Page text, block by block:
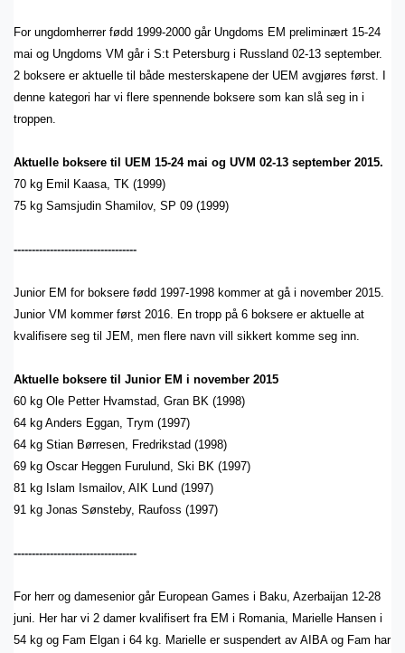
For ungdomherrer fødd 1999-2000 går Ungdoms EM preliminært 15-24
mai og Ungdoms VM går i S:t Petersburg i Russland 02-13 september.
2 boksere er aktuelle til både mesterskapene der UEM avgjøres først. I
denne kategori har vi flere spennende boksere som kan slå seg in i
troppen.
Aktuelle boksere til UEM 15-24 mai og UVM 02-13 september 2015.
70 kg Emil Kaasa, TK (1999)
75 kg Samsjudin Shamilov, SP 09 (1999)
----------------------------------
Junior EM for boksere fødd 1997-1998 kommer at gå i november 2015.
Junior VM kommer først 2016. En tropp på 6 boksere er aktuelle at
kvalifisere seg til JEM, men flere navn vill sikkert komme seg inn.
Aktuelle boksere til Junior EM i november 2015
60 kg Ole Petter Hvamstad, Gran BK (1998)
64 kg Anders Eggan, Trym (1997)
64 kg Stian Børresen, Fredrikstad (1998)
69 kg Oscar Heggen Furulund, Ski BK (1997)
81 kg Islam Ismailov, AIK Lund (1997)
91 kg Jonas Sønsteby, Raufoss (1997)
----------------------------------
For herr og damesenior går European Games i Baku, Azerbaijan 12-28
juni. Her har vi 2 damer kvalifisert fra EM i Romania, Marielle Hansen i
54 kg og Fam Elgan i 64 kg. Marielle er suspendert av AIBA og Fam har